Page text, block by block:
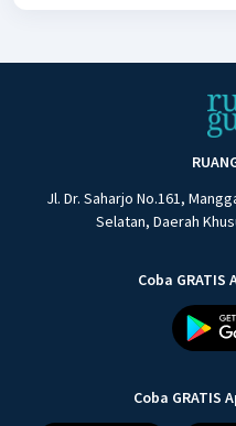
Jl. Dr. Saharjo No.161,
Selatan, Daerah
Coba
Coba GRATIS